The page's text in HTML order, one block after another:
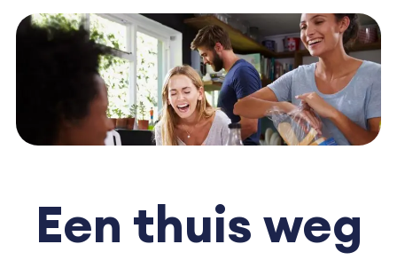
Een thuis weg